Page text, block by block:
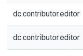
dc.contributor.editor
dc.contributor.editor